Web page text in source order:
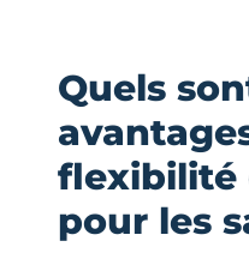
Quels
flexibilité
pour les